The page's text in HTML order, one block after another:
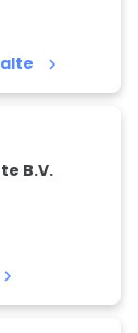
keyboard_arrow_right
B.V.
keyboard_arrow_right